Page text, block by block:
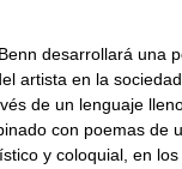
desarrollará una
artista en la
de un lenguaje
con poemas de
y coloquial, en